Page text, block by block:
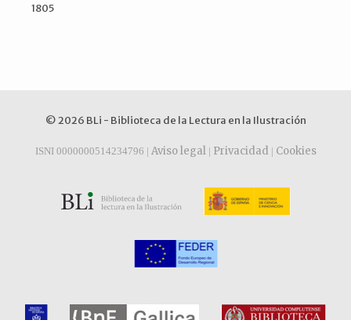
1805
© 2026 BLi - Biblioteca de la Lectura en la Ilustración
ISNI 0000000514234796 | Aviso legal | Privacidad | Cookies